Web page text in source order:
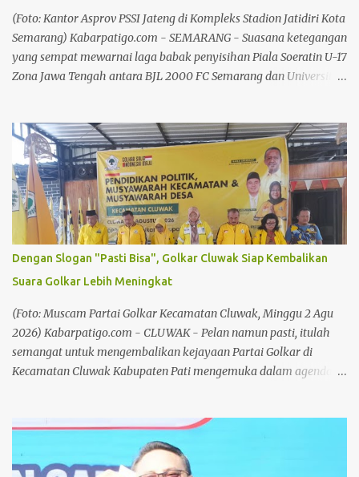
Atasi Kekeringan Baca juga: Kebijakan Larangan Jual LKS Dinilai
Tak Matang, Fatkhu...
(Foto: Kantor Asprov PSSI Jateng di Kompleks Stadion Jatidiri Kota
Semarang) Kabarpatigo.com - SEMARANG - Suasana ketegangan
yang sempat mewarnai laga babak penyisihan Piala Soeratin U-17
Zona Jawa Tengah antara BJL 2000 FC Semarang dan Universitas
sanksi kepada empat pemain yang terlibat dalam insiden
tersebut. Tiga pemain BJL 2000 FC Semarang dijatuhi sanksi
disiplin, karena dinilai terlibat dalam kericuhan. Lakeisha Rafie
Ahza asal BJL 2000 FC, mendapat hukuman skorsing satu
pertandingan. Ia dinilai melakukan tindakan kekerasan berupa
menendang pemain USP Pati hingga memicu kericuhan di
lapangan. Sementara itu, Ryu Tanaka Prasetya dijatuhi hukuman
tambahan berupa skorsing satu pertandingan. Selain itu, dikenai
denda Rp1 juta, setelah dinyatakan terbukti melakukan provokasi
dan tindakan kekerasan berupa mendorong pemain USP Pati.
Baca juga: Chandra: Pek...
Dengan Slogan "Pasti Bisa", Golkar Cluwak Siap Kembalikan
Suara Golkar Lebih Meningkat
(Foto: Muscam Partai Golkar Kecamatan Cluwak, Minggu 2 Agu
2026) Kabarpatigo.com - CLUWAK - Pelan namun pasti, itulah
semangat untuk mengembalikan kejayaan Partai Golkar di
Kecamatan Cluwak Kabupaten Pati mengemuka dalam agenda
pengurus di wilayah Kecamatan Cluwak berkomitmen
meningkatkan perolehan suara pada Pemilu mendatang. Baca
juga: Bersilaturahmi Bersama Awak Media, Kapolresta Pati